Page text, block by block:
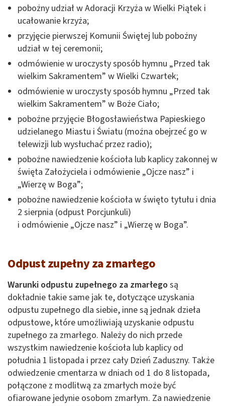
pobożny udział w Adoracji Krzyża w Wielki Piątek i
ucałowanie krzyża;
przyjęcie pierwszej Komunii Świętej lub pobożny
udział w tej ceremonii;
odmówienie w uroczysty sposób hymnu „Przed tak
wielkim Sakramentem” w Wielki Czwartek;
odmówienie w uroczysty sposób hymnu „Przed tak
wielkim Sakramentem” w Boże Ciało;
pobożne przyjęcie Błogosławieństwa Papieskiego
udzielanego Miastu i Światu (można obejrzeć go w
telewizji lub wysłuchać przez radio);
pobożne nawiedzenie kościoła lub kaplicy zakonnej w
święta Założyciela i odmówienie „Ojcze nasz” i
„Wierzę w Boga”;
pobożne nawiedzenie kościoła w święto tytułu i dnia
2 sierpnia (odpust Porcjunkuli)
i odmówienie „Ojcze nasz” i „Wierzę w Boga”.
Odpust zupełny za zmarłego
Warunki odpustu zupełnego za zmarłegosą
dokładnie takie same jak te, dotyczące uzyskania
odpustu zupełnego dla siebie, inne są jednak dzieła
odpustowe, które umożliwiają uzyskanie odpustu
zupełnego za zmarłego. Należy do nich przede
wszystkim nawiedzenie kościoła lub kaplicy od
południa 1 listopada i przez cały Dzień Zaduszny. Także
odwiedzenie cmentarza w dniach od 1 do 8 listopada,
połączone z modlitwą za zmarłych może być
ofiarowane jedynie osobom zmarłym. Za nawiedzenie